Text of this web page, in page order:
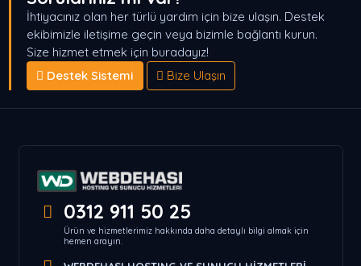
İhtiyacınız olan her türlü yardım için bize ulaşın. Destek
ekibimizle iletişime geçin veya bizimle bağlantı kurun.
Size hizmet etmek için buradayız!
Destek Sistemi
Bize Ulaşın
0312 911 50 25
Ürün ve hizmetlerimiz hakkında daha detaylı bilgi almak için
hemen arayın.